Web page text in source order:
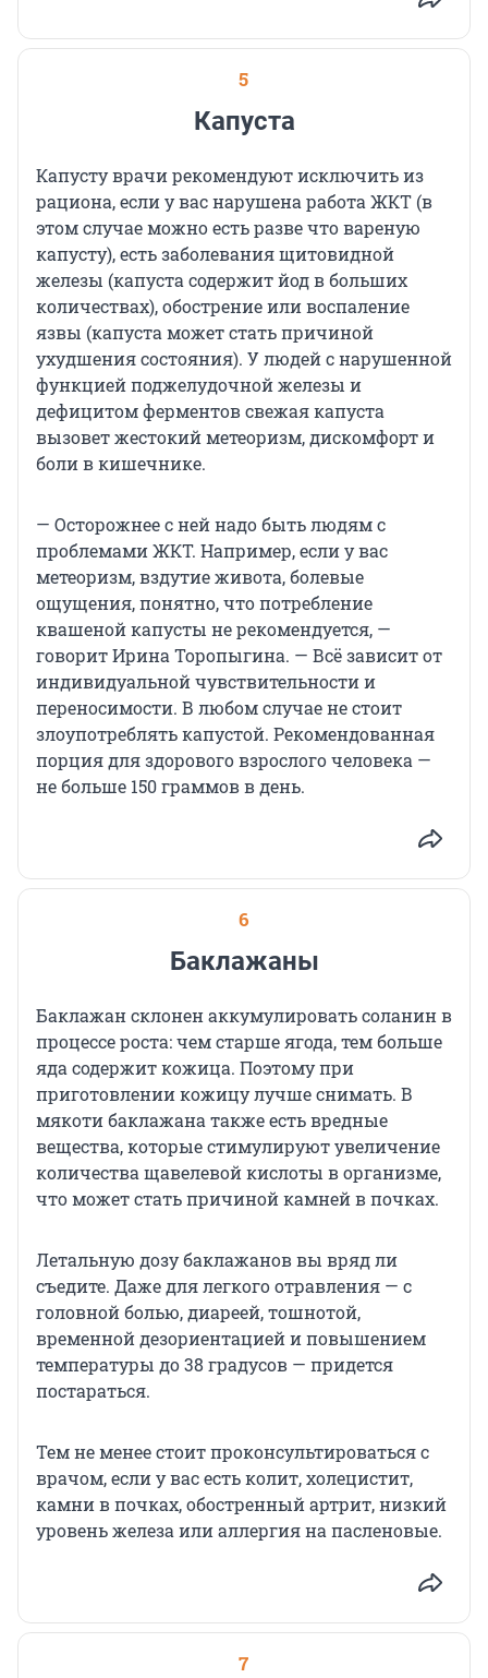
5
Капуста
Капусту врачи рекомендуют исключить из
рациона, если у вас нарушена работа ЖКТ (в
этом случае можно есть разве что вареную
капусту), есть заболевания щитовидной
железы (капуста содержит йод в больших
количествах), обострение или воспаление
язвы (капуста может стать причиной
ухудшения состояния). У людей с нарушенной
функцией поджелудочной железы и
дефицитом ферментов свежая капуста
вызовет жестокий метеоризм, дискомфорт и
боли в кишечнике.
— Осторожнее с ней надо быть людям с
проблемами ЖКТ. Например, если у вас
метеоризм, вздутие живота, болевые
ощущения, понятно, что потребление
квашеной капусты не рекомендуется, —
говорит Ирина Торопыгина. — Всё зависит от
индивидуальной чувствительности и
переносимости. В любом случае не стоит
злоупотреблять капустой. Рекомендованная
порция для здорового взрослого человека —
не больше 150 граммов в день.
6
Баклажаны
Баклажан склонен аккумулировать соланин в
процессе роста: чем старше ягода, тем больше
яда содержит кожица. Поэтому при
приготовлении кожицу лучше снимать. В
мякоти баклажана также есть вредные
вещества, которые стимулируют увеличение
количества щавелевой кислоты в организме,
что может стать причиной камней в почках.
Летальную дозу баклажанов вы вряд ли
съедите. Даже для легкого отравления — с
головной болью, диареей, тошнотой,
временной дезориентацией и повышением
температуры до 38 градусов — придется
постараться.
Тем не менее стоит проконсультироваться с
врачом, если у вас есть колит, холецистит,
камни в почках, обостренный артрит, низкий
уровень железа или аллергия на пасленовые.
7